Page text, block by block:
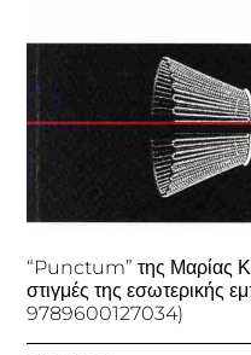
“Punctum” της Μαρίας
στιγμές της εσωτερικής
9789600127034)